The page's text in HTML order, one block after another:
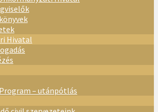
Hivatal
– utánpótlás